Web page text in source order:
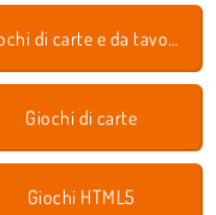
Giochi di carte e da tavolo
Giochi di carte
Giochi HTML5